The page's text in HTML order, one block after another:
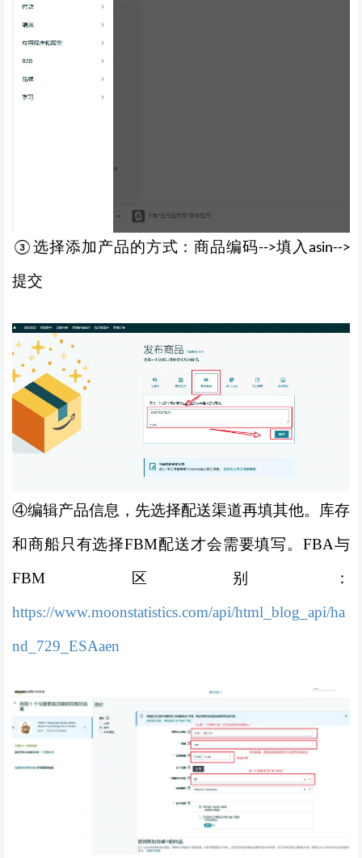
③ 选择添加产品的方式：商品编码-->填入asin-->
提交
④编辑产品信息，先选择配送渠道再填其他。库存
和商船只有选择FBM配送才会需要填写。FBA与
FBM区别：
https://www.moonstatistics.com/api/html_blog_api/ha
nd_729_ESAaen